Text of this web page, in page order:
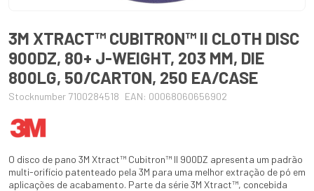
3M XTRACT™ CUBITRON™ II CLOTH DISC
900DZ, 80+ J-WEIGHT, 203 MM, DIE
800LG, 50/CARTON, 250 EA/CASE
Stocknumber 7100284518 EAN: 00068060656902
O disco de pano 3M Xtract™ Cubitron™ II 900DZ apresenta um padrão
multi-orifício patenteado pela 3M para uma melhor extração de pó em
aplicações de acabamento. Parte da série 3M Xtract™, concebida